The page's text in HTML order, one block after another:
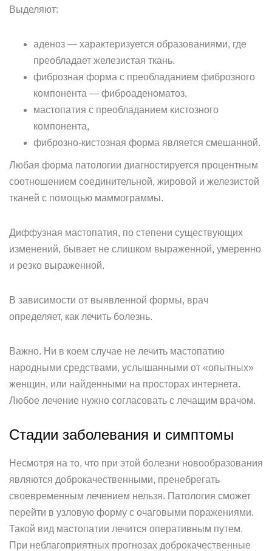
Выделяют:
аденоз — характеризуется образованиями, где
преобладает железистая ткань.
фиброзная форма с преобладанием фиброзного
компонента — фиброаденоматоз,
мастопатия с преобладанием кистозного
компонента,
фиброзно-кистозная форма является смешанной.
Любая форма патологии диагностируется процентным
соотношением соединительной, жировой и железистой
тканей с помощью маммограммы.
Диффузная мастопатия, по степени существующих
изменений, бывает не слишком выраженной, умеренно
и резко выраженной.
В зависимости от выявленной формы, врач
определяет, как лечить болезнь.
Важно. Ни в коем случае не лечить мастопатию
народными средствами, услышанными от «опытных»
женщин, или найденными на просторах интернета.
Любое лечение нужно согласовать с лечащим врачом.
Стадии заболевания и симптомы
Несмотря на то, что при этой болезни новообразования
являются доброкачественными, пренебрегать
своевременным лечением нельзя. Патология сможет
перейти в узловую форму с очаговыми поражениями.
Такой вид мастопатии лечится оперативным путем.
При неблагоприятных прогнозах доброкачественные